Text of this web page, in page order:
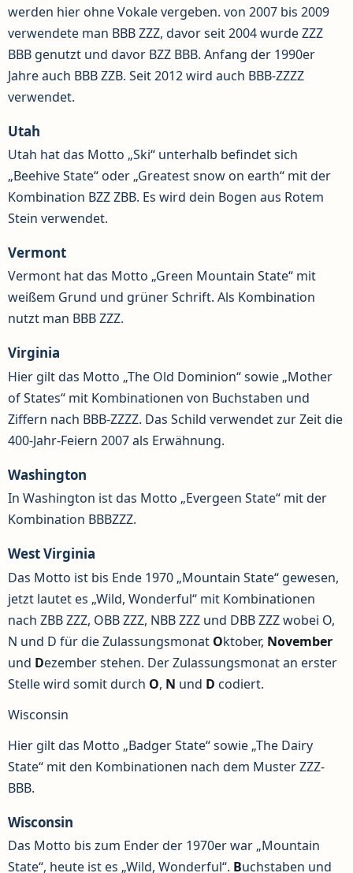
werden hier ohne Vokale vergeben. von 2007 bis 2009
verwendete man BBB ZZZ, davor seit 2004 wurde ZZZ
BBB genutzt und davor BZZ BBB. Anfang der 1990er
Jahre auch BBB ZZB. Seit 2012 wird auch BBB-ZZZZ
verwendet.
Utah
Utah hat das Motto „Ski“ unterhalb befindet sich
„Beehive State“ oder „Greatest snow on earth“ mit der
Kombination BZZ ZBB. Es wird dein Bogen aus Rotem
Stein verwendet.
Vermont
Vermont hat das Motto „Green Mountain State“ mit
weißem Grund und grüner Schrift. Als Kombination
nutzt man BBB ZZZ.
Virginia
Hier gilt das Motto „The Old Dominion“ sowie „Mother
of States“ mit Kombinationen von Buchstaben und
Ziffern nach BBB-ZZZZ. Das Schild verwendet zur Zeit die
400-Jahr-Feiern 2007 als Erwähnung.
Washington
In Washington ist das Motto „Evergeen State“ mit der
Kombination BBBZZZ.
West Virginia
Das Motto ist bis Ende 1970 „Mountain State“ gewesen,
jetzt lautet es „Wild, Wonderful“ mit Kombinationen
nach ZBB ZZZ, OBB ZZZ, NBB ZZZ und DBB ZZZ wobei O,
N und D für die Zulassungsmonat Oktober, November
und Dezember stehen. Der Zulassungsmonat an erster
Stelle wird somit durch O, N und D codiert.
Wisconsin
Hier gilt das Motto „Badger State“ sowie „The Dairy
State“ mit den Kombinationen nach dem Muster ZZZ-
BBB.
Wisconsin
Das Motto bis zum Ender der 1970er war „Mountain
State“, heute ist es „Wild, Wonderful“. Buchstaben und